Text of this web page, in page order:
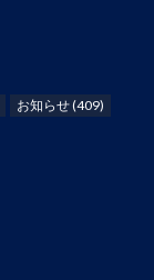
お知らせ(409)